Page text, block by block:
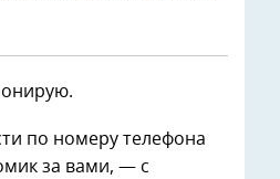
по номеру телефона
за вами, — с